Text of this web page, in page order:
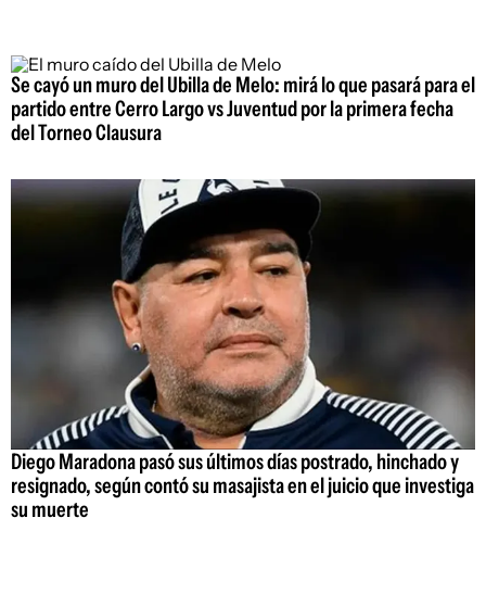
Se cayó un muro del Ubilla de Melo: mirá lo que pasará para el
partido entre Cerro Largo vs Juventud por la primera fecha
del Torneo Clausura
Diego Maradona pasó sus últimos días postrado, hinchado y
resignado, según contó su masajista en el juicio que investiga
su muerte